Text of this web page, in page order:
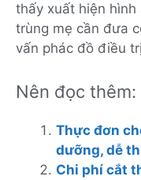
thấy xuất hiện
trùng mẹ cần đưa
vấn phác đồ điều
Nên đọc thêm:
Thực đơn
dưỡng, dễ
Chi phí cắt